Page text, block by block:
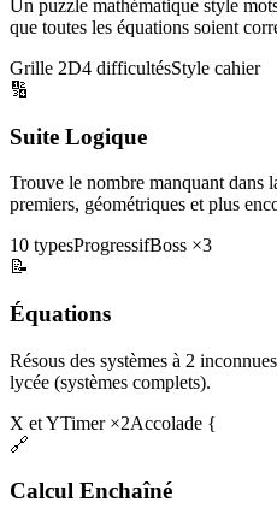
Un puzzle mathématique style
que toutes les équations soient
Grille 2D4 difficultésStyle cahier
🔢
Suite Logique
Trouve le nombre manquant dans
premiers, géométriques et plus
10 typesProgressifBoss ×3
📝
Équations
Résous des systèmes à 2
lycée (systèmes complets).
X et YTimer ×2Accolade {
🔗
Calcul Enchaîné